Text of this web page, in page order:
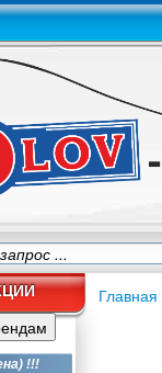
!!!
Главная